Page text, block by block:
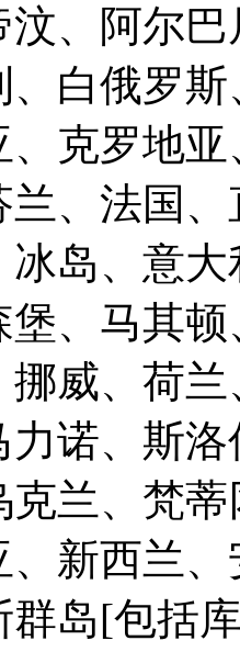
、阿尔
、白俄罗
克罗地
、法国
岛、意
堡、马其
挪威、荷
诺、斯
兰、梵
、新西兰
群岛[包括